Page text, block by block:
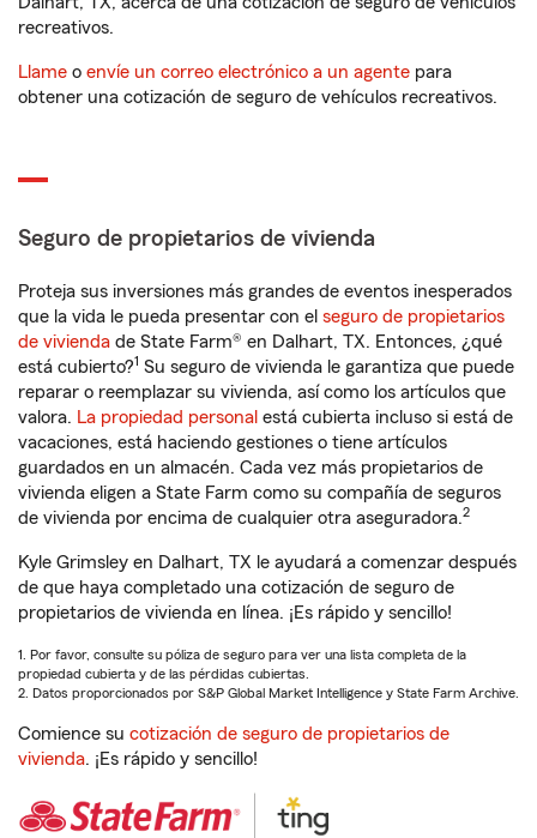
recreativos.
Llame o envíe un correo electrónico a un agente para
obtener una cotización de seguro de vehículos recreativos.
Seguro de propietarios de vivienda
Proteja sus inversiones más grandes de eventos inesperados
que la vida le pueda presentar con el seguro de propietarios
de vivienda de State Farm® en Dalhart, TX. Entonces, ¿qué
está cubierto?1 Su seguro de vivienda le garantiza que puede
reparar o reemplazar su vivienda, así como los artículos que
valora. La propiedad personal está cubierta incluso si está de
vacaciones, está haciendo gestiones o tiene artículos
guardados en un almacén. Cada vez más propietarios de
vivienda eligen a State Farm como su compañía de seguros
de vivienda por encima de cualquier otra aseguradora.2
Kyle Grimsley en Dalhart, TX le ayudará a comenzar después
de que haya completado una cotización de seguro de
propietarios de vivienda en línea. ¡Es rápido y sencillo!
1. Por favor, consulte su póliza de seguro para ver una lista completa de la
propiedad cubierta y de las pérdidas cubiertas.
2. Datos proporcionados por S&P Global Market Intelligence y State Farm Archive.
Comience su cotización de seguro de propietarios de
vivienda. ¡Es rápido y sencillo!